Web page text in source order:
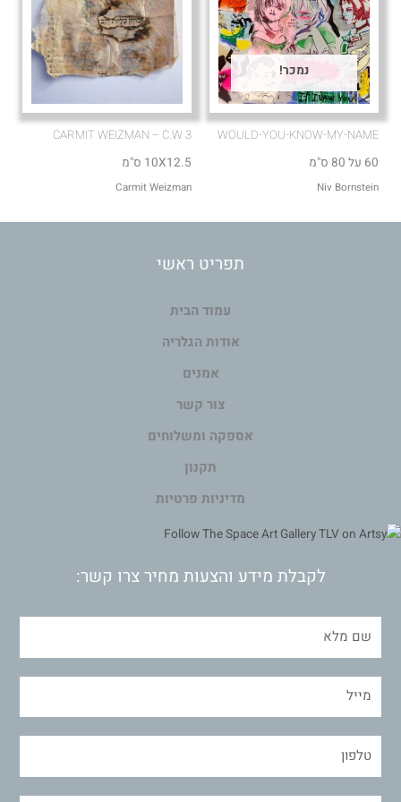
נמכר!
WOULD-YOU-KNOW-MY-NAME
60 על 80 ס"מ
Niv Bornstein
CARMIT WEIZMAN – C.W 3
10X12.5 ס"מ
Carmit Weizman
תפריט ראשי
עמוד הבית
אודות הגלריה
אמנים
צור קשר
אספקה ומשלוחים
תקנון
מדיניות פרטיות
לקבלת מידע והצעות מחיר צרו קשר: